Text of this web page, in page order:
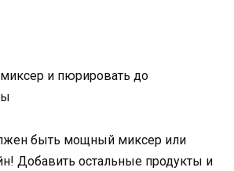
и пюрировать до
быть мощный миксер или
Добавить остальные продукты и